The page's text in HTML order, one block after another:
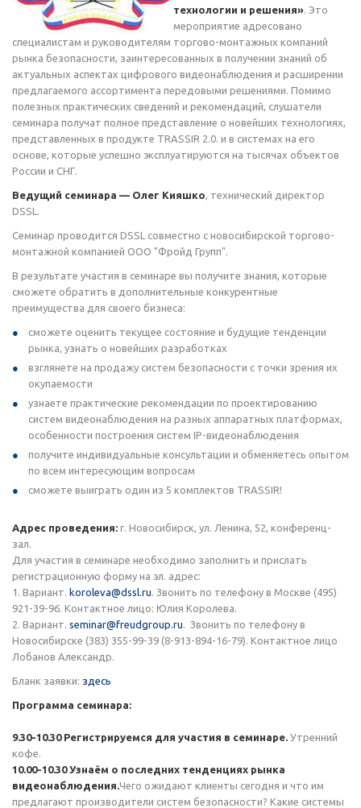
технологии и решения». Это
мероприятие адресовано
специалистам и руководителям торгово-монтажных компаний
рынка безопасности, заинтересованных в получении знаний об
актуальных аспектах цифрового видеонаблюдения и расширении
предлагаемого ассортимента передовыми решениями. Помимо
полезных практических сведений и рекомендаций, слушатели
семинара получат полное представление о новейших технологиях,
представленных в продукте TRASSIR 2.0. и в системах на его
основе, которые успешно эксплуатируются на тысячах объектов
России и СНГ.
Ведущий семинара — Олег Кияшко, технический директор
DSSL.
Семинар проводится DSSL совместно с новосибирской торгово-
монтажной компанией ООО "Фройд Групп".
В результате участия в семинаре вы получите знания, которые
сможете обратить в дополнительные конкурентные
преимущества для своего бизнеса:
cможете оценить текущее состояние и будущие тенденции
рынка, узнать о новейших разработках
взглянете на продажу систем безопасности с точки зрения их
окупаемости
узнаете практические рекомендации по проектированию
систем видеонаблюдения на разных аппаратных платформах,
особенности построения систем IP-видеонаблюдения
получите индивидуальные консультации и обменяетесь опытом
по всем интересующим вопросам
сможете выиграть один из 5 комплектов TRASSIR!
Адрес проведения: г. Новосибирск, ул. Ленина, 52, конференц-
зал.
Для участия в семинаре необходимо заполнить и прислать
регистрационную форму на эл. адрес:
1. Вариант. koroleva@dssl.ru. Звонить по телефону в Москве (495)
921-39-96. Контактное лицо: Юлия Королева.
2. Вариант. seminar@freudgroup.ru. Звонить по телефону в
Новосибирске (383) 355-99-39 (8-913-894-16-79). Контактное лицо
Лобанов Александр.
Бланк заявки: здесь
Программа семинара:
9.30-10.30 Регистрируемся для участия в семинаре. Утренний
кофе.
10.00-10.30 Узнаём о последних тенденциях рынка
видеонаблюдения.Чего ожидают клиенты сегодня и что им
предлагают производители систем безопасности? Какие системы